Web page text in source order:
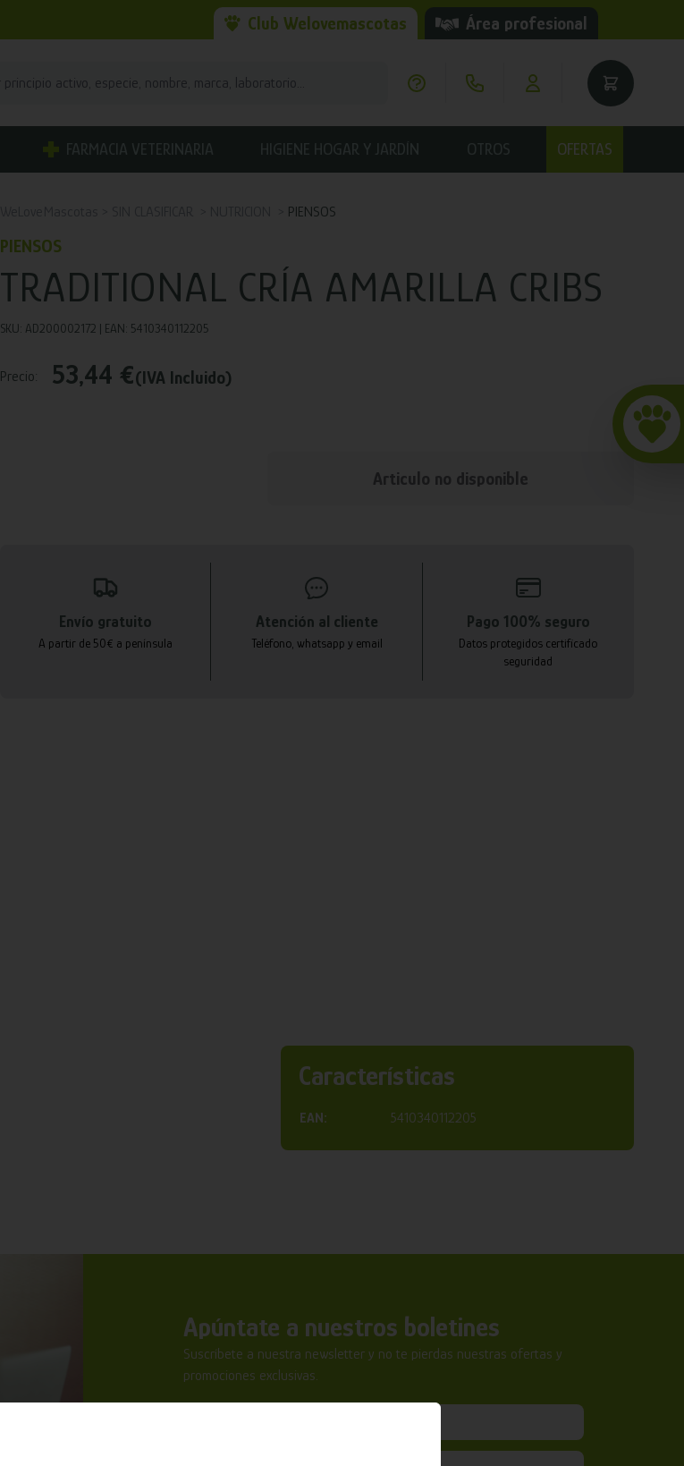
Club Welovemascotas Área profesional
FARMACIA VETERINARIA HIGIENE HOGAR Y JARDÍN OTROS OFERTAS
PIENSOS
PIENSOS
TRADITIONAL CRÍA AMARILLA CRIBS
SKU: AD200002172 | EAN: 5410340112205
Precio: 53,44 €(IVA Incluido)
Articulo no disponible
Envío gratuito
A partir de 50€ a península
Atención al cliente
Teléfono, whatsapp y email
Pago 100% seguro
Datos protegidos certificado
seguridad
Características
EAN: 5410340112205
Apúntate a nuestros boletines
Suscríbete a nuestra newsletter y no te pierdas nuestras ofertas y
promociones exclusivas.